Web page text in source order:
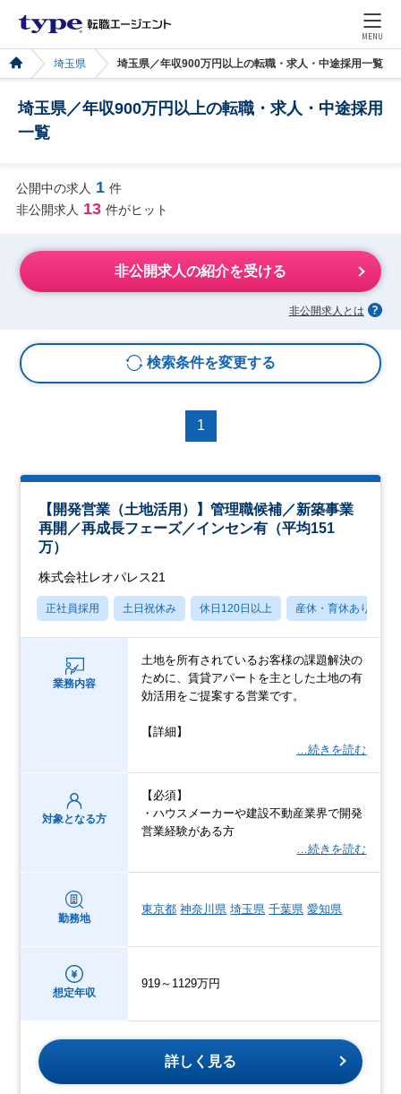
MENU
埼玉県 埼玉県／年収900万円以上の転職・求人・中途採用一覧
埼玉県／年収900万円以上の転職・求人・中途採用
一覧
公開中の求人 1 件
非公開求人 13 件がヒット
非公開求人の紹介を受ける
非公開求人とは
検索条件を変更する
1
【開発営業（土地活用）】管理職候補／新築事業
再開／再成長フェーズ／インセン有（平均151
万）
株式会社レオパレス21
正社員採用 土日祝休み 休日120日以上 産休・育休あり
業務内容
土地を所有されているお客様の課題解決の
ために、賃貸アパートを主とした土地の有
効活用をご提案する営業です。
【詳細】
…続きを読む
対象となる方
【必須】
・ハウスメーカーや建設不動産業界で開発
営業経験がある方
…続きを読む
勤務地
東京都 神奈川県 埼玉県 千葉県 愛知県
想定年収
919～1129万円
詳しく見る